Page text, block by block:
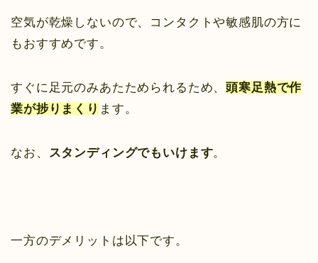
空気が乾燥しないので、コンタクトや敏感肌の方に
もおすすめです。
すぐに足元のみあたためられるため、頭寒足熱で作
業が捗りまくり ます。
なお、 スタンディングでもいけます。
一方のデメリットは以下です。